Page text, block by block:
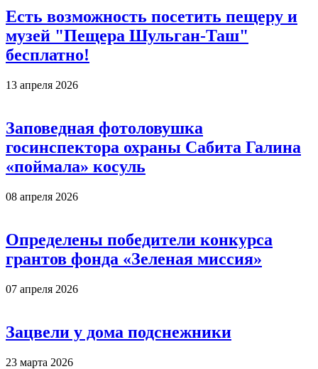
Есть возможность посетить пещеру и
музей "Пещера Шульган-Таш"
бесплатно!
13 апреля 2026
Заповедная фотоловушка
госинспектора охраны Сабита Галина
«поймала» косуль
08 апреля 2026
Определены победители конкурса
грантов фонда «Зеленая миссия»
07 апреля 2026
Зацвели у дома подснежники
23 марта 2026